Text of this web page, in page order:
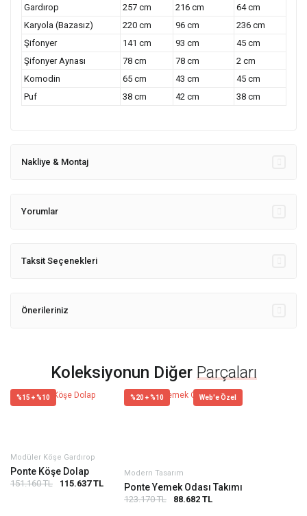
Gardırop
257 cm 216 cm
64 cm
Karyola (Bazasız)
220 cm 96 cm
236 cm
Şifonyer
141 cm 93 cm
45 cm
Şifonyer Aynası
78 cm 78 cm
2 cm
Komodin
65 cm 43 cm
45 cm
Puf
38 cm 42 cm 38 cm
Nakliye & Montaj
Yorumlar
Taksit Seçenekleri
Önerileriniz
Koleksiyonun Diğer Parçaları
%15 + %10
Modüler Köşe Gardırop
Ponte Köşe Dolap
151.160 TL 115.637 TL
%20 + %10 Web'e Özel
Modern Tasarım
Ponte Yemek Odası Takımı
123.170 TL 88.682 TL